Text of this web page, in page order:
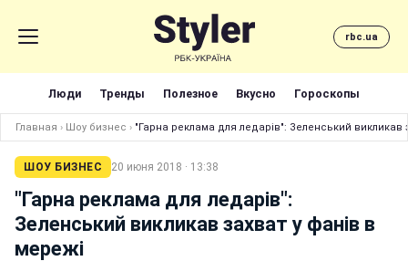
rbc.ua
Люди Тренды Полезное Вкусно Гороскопы
Главная › Шоу бизнес › "Гарна реклама для ледарів": Зеленський викликав
ШОУ БИЗНЕС 20 июня 2018 · 13:38
"Гарна реклама для ледарів":
Зеленський викликав захват у фанів в
мережі